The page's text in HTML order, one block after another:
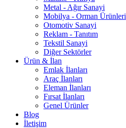
Metal - Ağır Sanayi
Mobilya - Orman Ürünleri
Otomotiv Sanayi
Reklam - Tanıtım
Tekstil Sanayi
Diğer Sektörler
Ürün & İlan
Emlak İlanları
Araç İlanları
Eleman İlanları
Fırsat İlanları
Genel Ürünler
Blog
İletişim